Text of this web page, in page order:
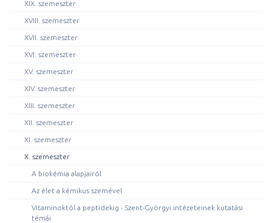
XIX. szemeszter
XVIII. szemeszter
XVII. szemeszter
XVI. szemeszter
XV. szemeszter
XIV. szemeszter
XIII. szemeszter
XII. szemeszter
XI. szemeszter
X. szemeszter
A biokémia alapjairól
Az élet a kémikus szemével
Vitaminoktól a peptidekig - Szent-Györgyi intézeteinek kutatási
témái